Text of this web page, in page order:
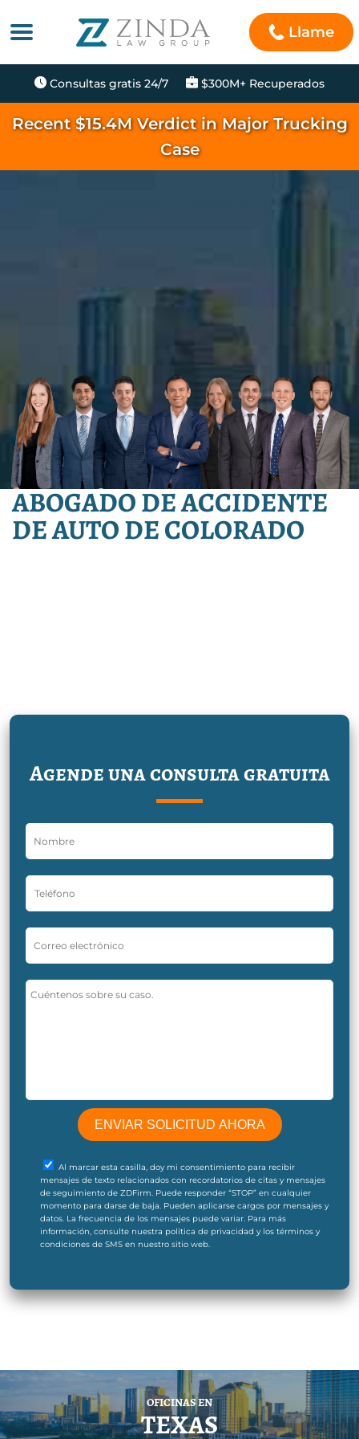
Llame
Consultas gratis 24/7 $300M+ Recuperados
Recent $15.4M Verdict in Major Trucking
Case
ABOGADO DE ACCIDENTE
DE AUTO DE COLORADO
Agende una consulta gratuita
Al marcar esta casilla, doy mi consentimiento para recibir
mensajes de texto relacionados con recordatorios de citas y mensajes
de seguimiento de ZDFirm. Puede responder “STOP” en cualquier
momento para darse de baja. Pueden aplicarse cargos por mensajes y
datos. La frecuencia de los mensajes puede variar. Para más
información, consulte nuestra política de privacidad y los términos y
condiciones de SMS en nuestro sitio web.
OFICINAS EN
TEXAS